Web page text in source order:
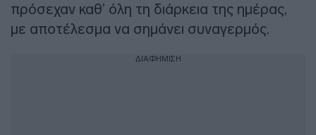
πρόσεχαν καθ’ όλη τη διάρκεια της ημέρας,
με αποτέλεσμα να σημάνει συναγερμός.
ΔΙΑΦΗΜΙΣΗ